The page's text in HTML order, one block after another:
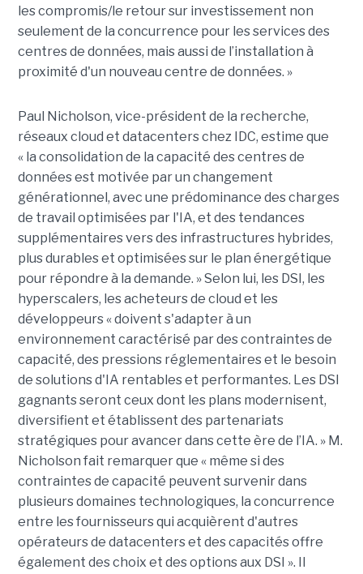
les compromis/le retour sur investissement non
seulement de la concurrence pour les services des
centres de données, mais aussi de l’installation à
proximité d'un nouveau centre de données. »
Paul Nicholson, vice-président de la recherche,
réseaux cloud et datacenters chez IDC, estime que
« la consolidation de la capacité des centres de
données est motivée par un changement
générationnel, avec une prédominance des charges
de travail optimisées par l'IA, et des tendances
supplémentaires vers des infrastructures hybrides,
plus durables et optimisées sur le plan énergétique
pour répondre à la demande. »Selon lui, les DSI, les
hyperscalers, les acheteurs de cloud et les
développeurs « doivent s'adapter à un
environnement caractérisé par des contraintes de
capacité, des pressions réglementaires et le besoin
de solutions d'IA rentables et performantes. Les DSI
gagnants seront ceux dont les plans modernisent,
diversifient et établissent des partenariats
stratégiques pour avancer dans cette ère de l’IA. » M.
Nicholson fait remarquer que « même si des
contraintes de capacité peuvent survenir dans
plusieurs domaines technologiques, la concurrence
entre les fournisseurs qui acquièrent d'autres
opérateurs de datacenters et des capacités offre
également des choix et des options aux DSI ». Il